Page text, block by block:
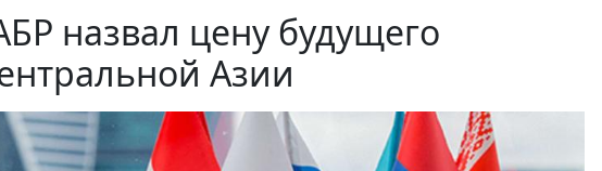
назвал цену будущего
Азии